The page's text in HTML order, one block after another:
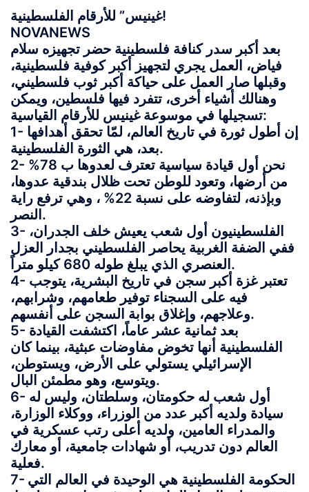
غينيس” للأرقام الفلسطينية!
NOVANEWS
بعد أكبر سدر كنافة فلسطينية حضر تجهيزه سلام
فياض، العمل يجري لتجهيز أكبر كوفية فلسطينية،
وقبلها صار العمل على حياكة أكبر ثوب فلسطيني،
وهنالك أشياء أخرى، تتفرد فيها فلسطين، ويمكن
تسجيلها في موسوعة غينيس للأرقام القياسية:
1- إن أطول ثورة في تاريخ العالم، لمّا تحقق أهدافها
بعد، هي الثورة الفلسطينية.
2- نحن أول قيادة سياسية تعترف لعدوها ب 78%
من أرضها، وتعود للوطن تحت ظلال بندقية عدوها،
وبإذنه، لتفاوضه على نسبة 22% ، وهي ترفع راية
النصر.
3- الفلسطينيون أول شعب يعيش خلف الجدران،
ففي الضفة الغربية يحاصر الفلسطيني بجدار العزل
العنصري الذي يبلغ طوله 680 كيلو متراً.
4- تعتبر غزة أكبر سجن في تاريخ البشرية، يتوجب
فيه على السجناء توفير طعامهم، وشرابهم،
وعلاجهم، وإغلاق بوابة السجن على أنفسهم.
5- بعد ثمانية عشر عاماً، اكتشفت القيادة
الفلسطينية أنها تخوض مفاوضات عبثية، بينما كان
الإسرائيلي يستولي على الأرض، ويستوطن،
ويتوسع، وهو مطمئن البال.
6- أول شعب له حكومتان، وسلطتان، وليس له
سيادة ولديه أكبر عدد من الوزراء، ووكلاء الوزارة،
والمدراء العامين، ولديه أعلى رتب عسكرية في
العالم دون تدريب، أو شهادات جامعية، أو معارك
فعلية.
7- الحكومة الفلسطينية هي الوحيدة في العالم التي